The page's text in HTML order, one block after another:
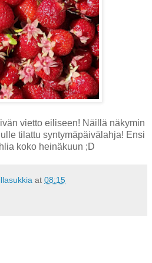
vietto eiliseen! Näillä näkymin
tilattu syntymäpäivälahja! Ensi
koko heinäkuun ;D
at 08:15